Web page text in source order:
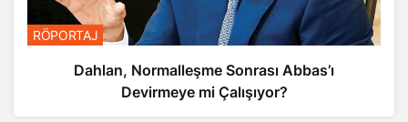
RÖPORTAJ
Dahlan, Normalleşme Sonrası Abbas’ı
Devirmeye mi Çalışıyor?